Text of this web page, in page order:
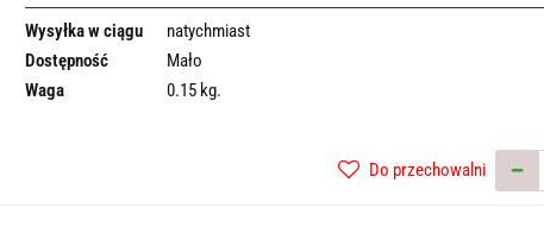
Wysyłka w ciągu
natychmiast
Dostępność
Mało
Waga
0.15 kg.
Do przechowalni